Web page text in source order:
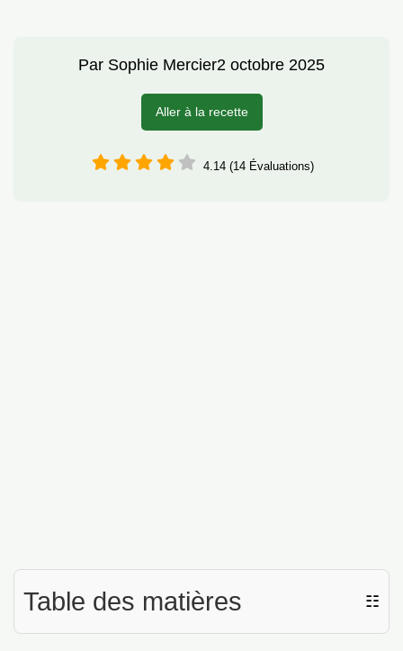
Par Sophie Mercier2 octobre 2025
Aller à la recette
4.14 (14 Évaluations)
Table des matières ☷